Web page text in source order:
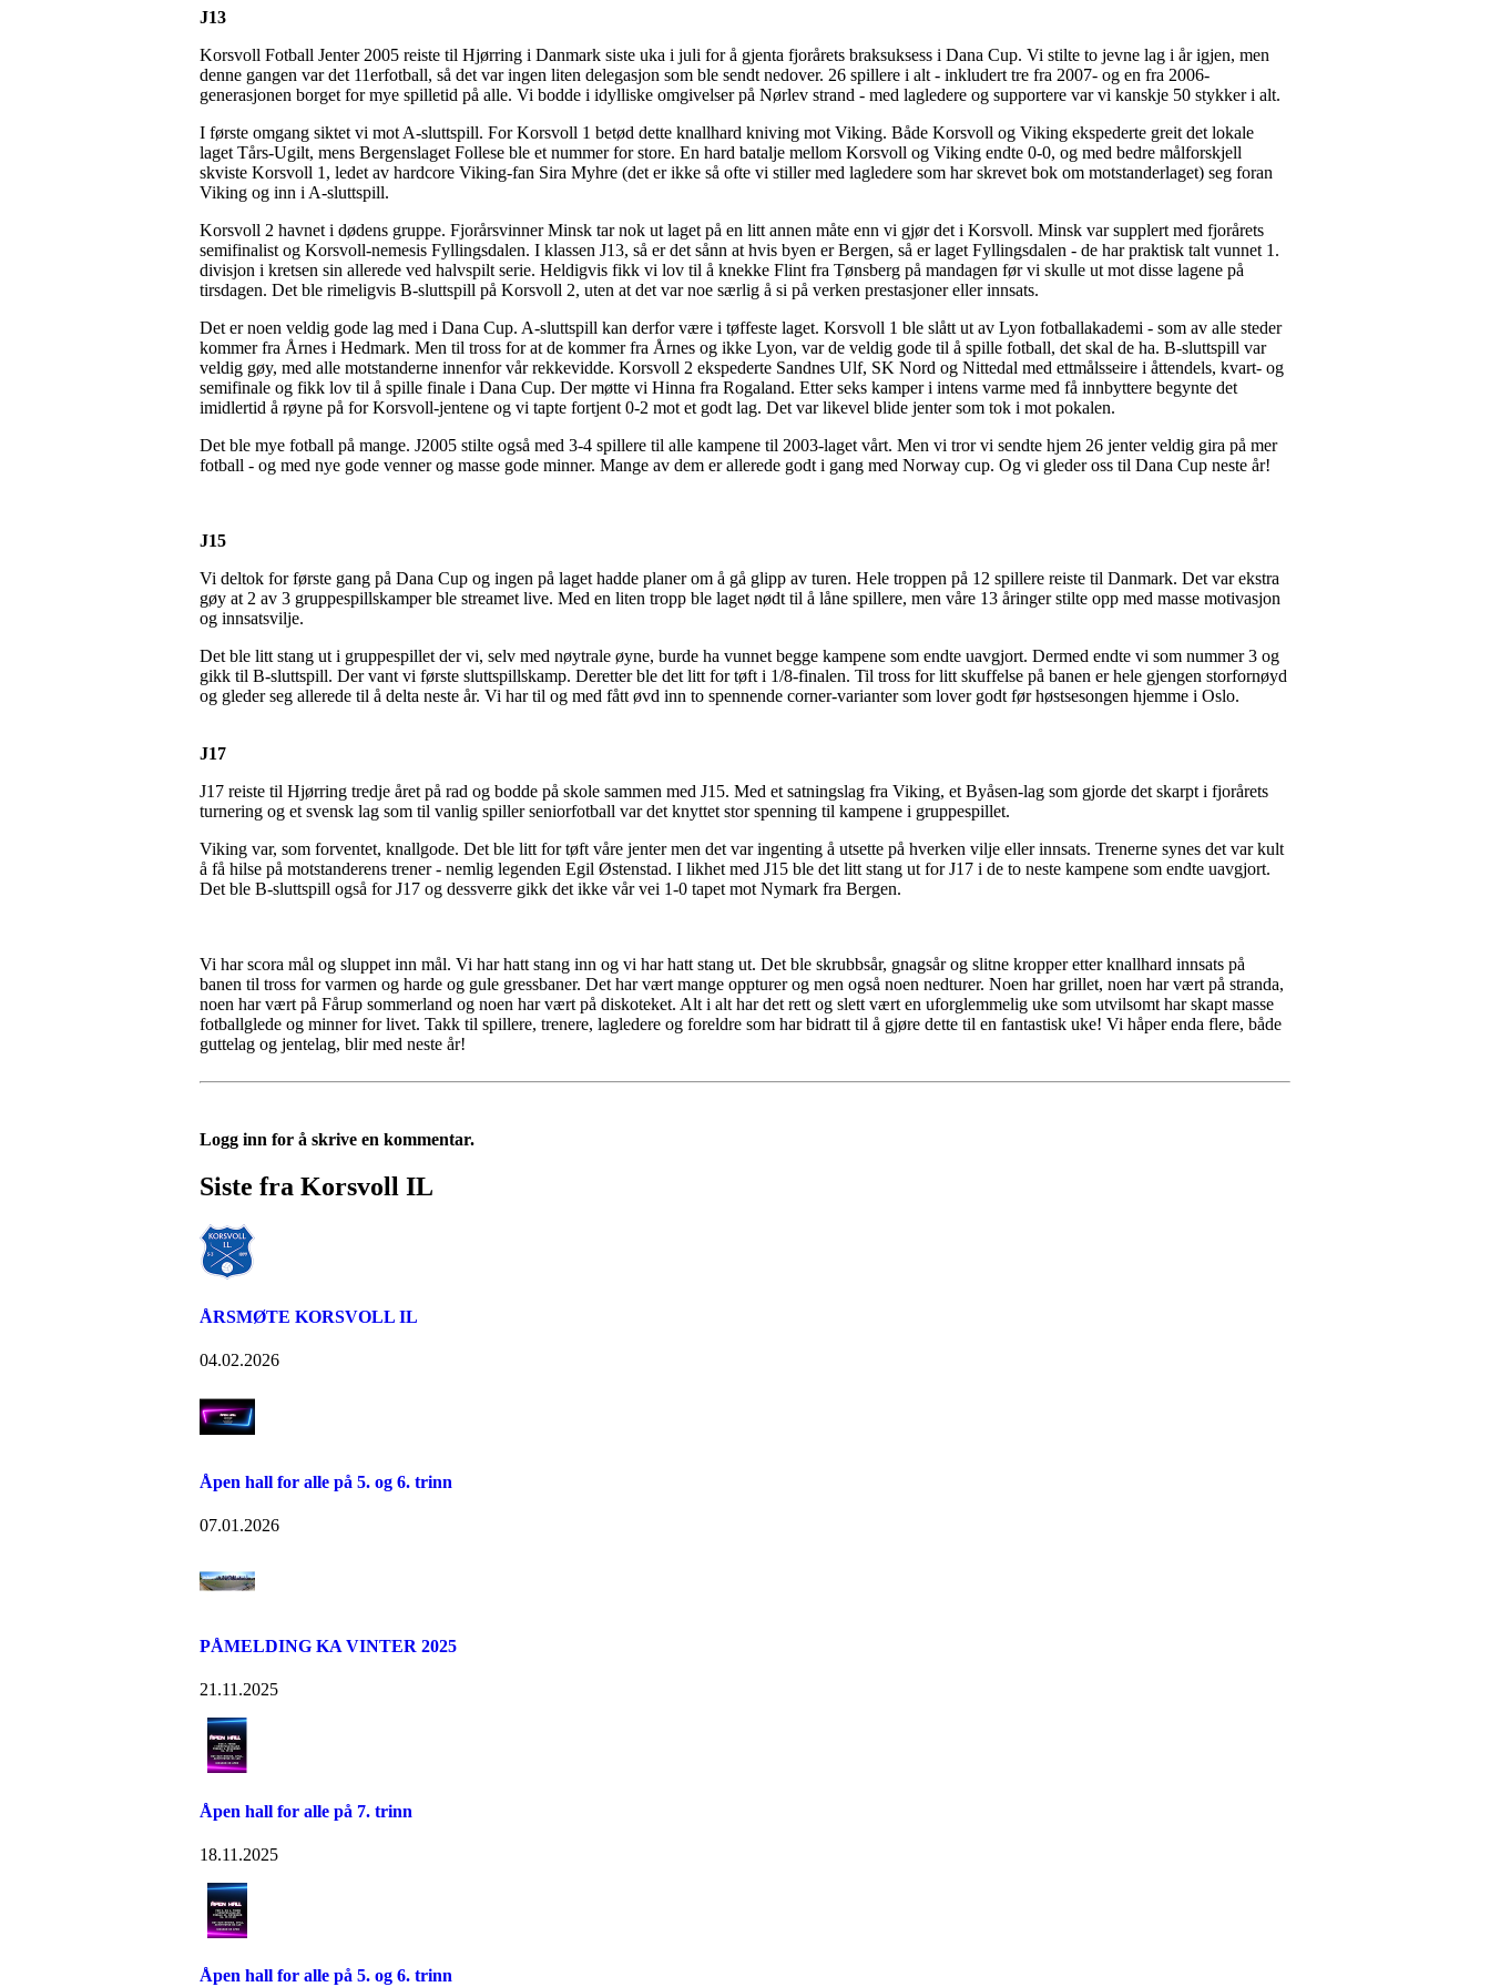
J13
Korsvoll Fotball Jenter 2005 reiste til Hjørring i Danmark siste uka i juli for å gjenta fjorårets braksuksess i Dana Cup. Vi stilte to jevne lag i år igjen, men
denne gangen var det 11erfotball, så det var ingen liten delegasjon som ble sendt nedover. 26 spillere i alt - inkludert tre fra 2007- og en fra 2006-
generasjonen borget for mye spilletid på alle. Vi bodde i idylliske omgivelser på Nørlev strand - med lagledere og supportere var vi kanskje 50 stykker i alt.
I første omgang siktet vi mot A-sluttspill. For Korsvoll 1 betød dette knallhard kniving mot Viking. Både Korsvoll og Viking ekspederte greit det lokale
laget Tårs-Ugilt, mens Bergenslaget Follese ble et nummer for store. En hard batalje mellom Korsvoll og Viking endte 0-0, og med bedre målforskjell
skviste Korsvoll 1, ledet av hardcore Viking-fan Sira Myhre (det er ikke så ofte vi stiller med lagledere som har skrevet bok om motstanderlaget) seg foran
Viking og inn i A-sluttspill.
Korsvoll 2 havnet i dødens gruppe. Fjorårsvinner Minsk tar nok ut laget på en litt annen måte enn vi gjør det i Korsvoll. Minsk var supplert med fjorårets
semifinalist og Korsvoll-nemesis Fyllingsdalen. I klassen J13, så er det sånn at hvis byen er Bergen, så er laget Fyllingsdalen - de har praktisk talt vunnet 1.
divisjon i kretsen sin allerede ved halvspilt serie. Heldigvis fikk vi lov til å knekke Flint fra Tønsberg på mandagen før vi skulle ut mot disse lagene på
tirsdagen. Det ble rimeligvis B-sluttspill på Korsvoll 2, uten at det var noe særlig å si på verken prestasjoner eller innsats.
Det er noen veldig gode lag med i Dana Cup. A-sluttspill kan derfor være i tøffeste laget. Korsvoll 1 ble slått ut av Lyon fotballakademi - som av alle steder
kommer fra Årnes i Hedmark. Men til tross for at de kommer fra Årnes og ikke Lyon, var de veldig gode til å spille fotball, det skal de ha. B-sluttspill var
veldig gøy, med alle motstanderne innenfor vår rekkevidde. Korsvoll 2 ekspederte Sandnes Ulf, SK Nord og Nittedal med ettmålsseire i åttendels, kvart- og
semifinale og fikk lov til å spille finale i Dana Cup. Der møtte vi Hinna fra Rogaland. Etter seks kamper i intens varme med få innbyttere begynte det
imidlertid å røyne på for Korsvoll-jentene og vi tapte fortjent 0-2 mot et godt lag. Det var likevel blide jenter som tok i mot pokalen.
Det ble mye fotball på mange. J2005 stilte også med 3-4 spillere til alle kampene til 2003-laget vårt. Men vi tror vi sendte hjem 26 jenter veldig gira på mer
fotball - og med nye gode venner og masse gode minner. Mange av dem er allerede godt i gang med Norway cup. Og vi gleder oss til Dana Cup neste år!
J15
Vi deltok for første gang på Dana Cup og ingen på laget hadde planer om å gå glipp av turen. Hele troppen på 12 spillere reiste til Danmark. Det var ekstra
gøy at 2 av 3 gruppespillskamper ble streamet live. Med en liten tropp ble laget nødt til å låne spillere, men våre 13 åringer stilte opp med masse motivasjon
og innsatsvilje.
Det ble litt stang ut i gruppespillet der vi, selv med nøytrale øyne, burde ha vunnet begge kampene som endte uavgjort. Dermed endte vi som nummer 3 og
gikk til B-sluttspill. Der vant vi første sluttspillskamp. Deretter ble det litt for tøft i 1/8-finalen. Til tross for litt skuffelse på banen er hele gjengen storfornøyd
og gleder seg allerede til å delta neste år. Vi har til og med fått øvd inn to spennende corner-varianter som lover godt før høstsesongen hjemme i Oslo.
J17
J17 reiste til Hjørring tredje året på rad og bodde på skole sammen med J15. Med et satningslag fra Viking, et Byåsen-lag som gjorde det skarpt i fjorårets
turnering og et svensk lag som til vanlig spiller seniorfotball var det knyttet stor spenning til kampene i gruppespillet.
Viking var, som forventet, knallgode. Det ble litt for tøft våre jenter men det var ingenting å utsette på hverken vilje eller innsats. Trenerne synes det var kult
å få hilse på motstanderens trener - nemlig legenden Egil Østenstad. I likhet med J15 ble det litt stang ut for J17 i de to neste kampene som endte uavgjort.
Det ble B-sluttspill også for J17 og dessverre gikk det ikke vår vei 1-0 tapet mot Nymark fra Bergen.
Vi har scora mål og sluppet inn mål. Vi har hatt stang inn og vi har hatt stang ut. Det ble skrubbsår, gnagsår og slitne kropper etter knallhard innsats på
banen til tross for varmen og harde og gule gressbaner. Det har vært mange oppturer og men også noen nedturer. Noen har grillet, noen har vært på stranda,
noen har vært på Fårup sommerland og noen har vært på diskoteket. Alt i alt har det rett og slett vært en uforglemmelig uke som utvilsomt har skapt masse
fotballglede og minner for livet. Takk til spillere, trenere, lagledere og foreldre som har bidratt til å gjøre dette til en fantastisk uke! Vi håper enda flere, både
guttelag og jentelag, blir med neste år!
Logg inn for å skrive en kommentar.
Siste fra Korsvoll IL
ÅRSMØTE KORSVOLL IL
04.02.2026
Åpen hall for alle på 5. og 6. trinn
07.01.2026
PÅMELDING KA VINTER 2025
21.11.2025
Åpen hall for alle på 7. trinn
18.11.2025
Åpen hall for alle på 5. og 6. trinn